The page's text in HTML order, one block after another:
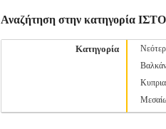
Αναζήτηση στην κατηγορία
Κατηγορία